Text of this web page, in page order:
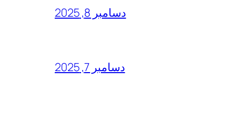
دسامبر 8, 2025
دسامبر 7, 2025